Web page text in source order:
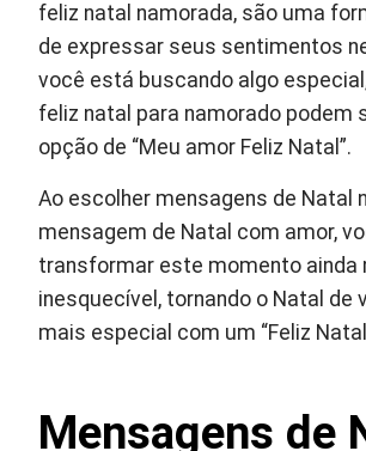
feliz natal namorada, são uma
de expressar seus sentimentos
você está buscando algo
feliz natal para namorado podem
opção de “Meu amor Feliz Natal”.
Ao escolher mensagens de Natal
mensagem de Natal com amor,
transformar este momento ainda
inesquecível, tornando o Natal de
mais especial com um “Feliz
Mensagens de